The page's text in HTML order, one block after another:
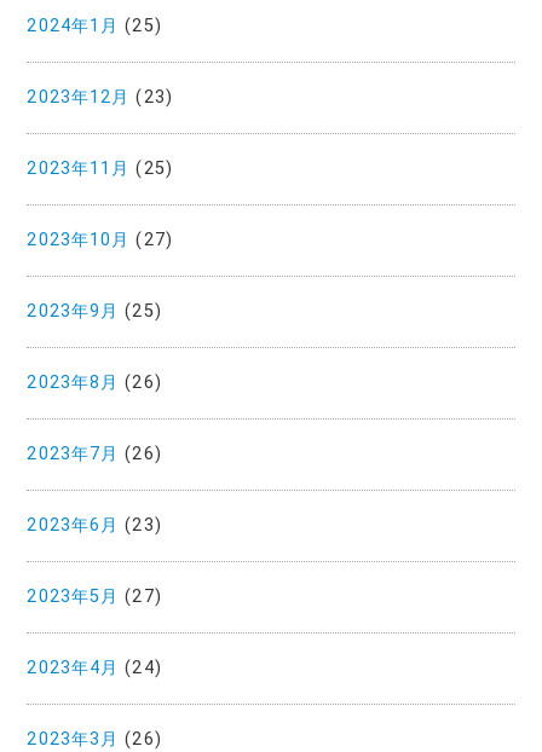
2024年1月 (25)
2023年12月 (23)
2023年11月 (25)
2023年10月 (27)
2023年9月 (25)
2023年8月 (26)
2023年7月 (26)
2023年6月 (23)
2023年5月 (27)
2023年4月 (24)
2023年3月 (26)